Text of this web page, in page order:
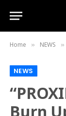
Home » NEWS »
NEWS